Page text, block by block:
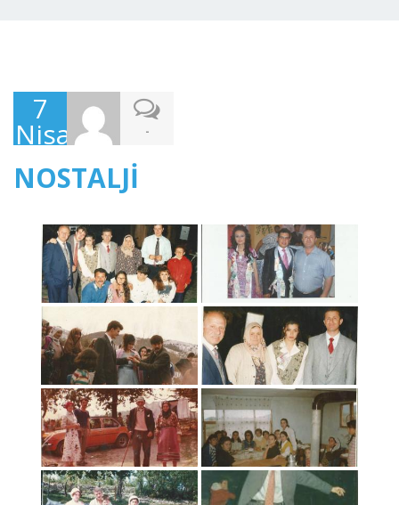
7
Nisan
2018
-
NOSTALJİ